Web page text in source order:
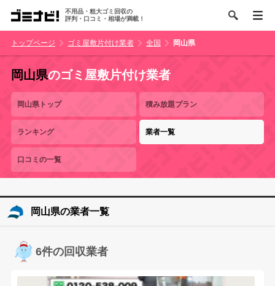
不用品・粗大ゴミ回収の
評判・口コミ・相場が満載！
トップページ ゴミ屋敷片付け業者 全国 岡山県
岡山県のゴミ屋敷片付け業者
岡山県トップ 積み放題プラン
ランキング 業者一覧
口コミの一覧
岡山県の業者一覧
6件の回収業者